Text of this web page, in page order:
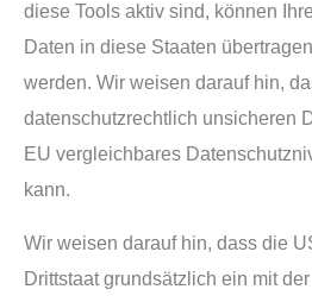
diese Tools aktiv sind, können
Daten in diese Staaten
werden. Wir weisen darauf hin,
datenschutzrechtlich unsicheren
EU vergleichbares
kann.
Wir weisen darauf hin, dass die
Drittstaat grundsätzlich ein mit